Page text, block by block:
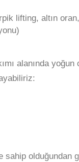
lifting, altın
alanında
olduğundan